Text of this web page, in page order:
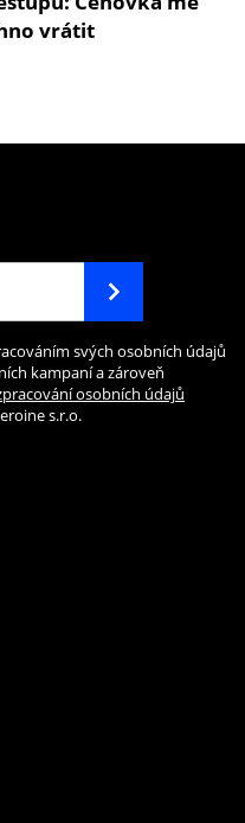
vrátit
svých osobních údajů
kampaní a zároveň
osobních údajů
s.r.o.